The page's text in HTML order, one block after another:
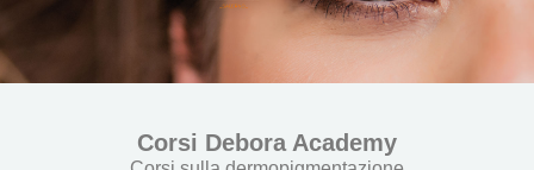
Corsi Debora Academy